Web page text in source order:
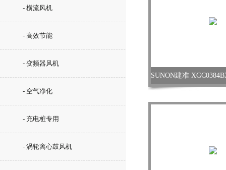
- 横流风机
- 高效节能
- 变频器风机
- 空气净化
- 充电桩专用
- 涡轮离心鼓风机